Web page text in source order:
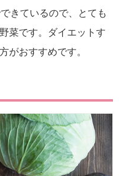
きているので、とても
菜です。ダイエットす
がおすすめです。